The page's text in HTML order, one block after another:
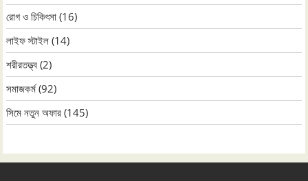
রোগ ও চিকিৎসা (16)
লাইফ স্টাইল (14)
শরীরতত্ত্ব (2)
সমাজকর্ম(92)
সিমে নতুন ‍অফার (145)